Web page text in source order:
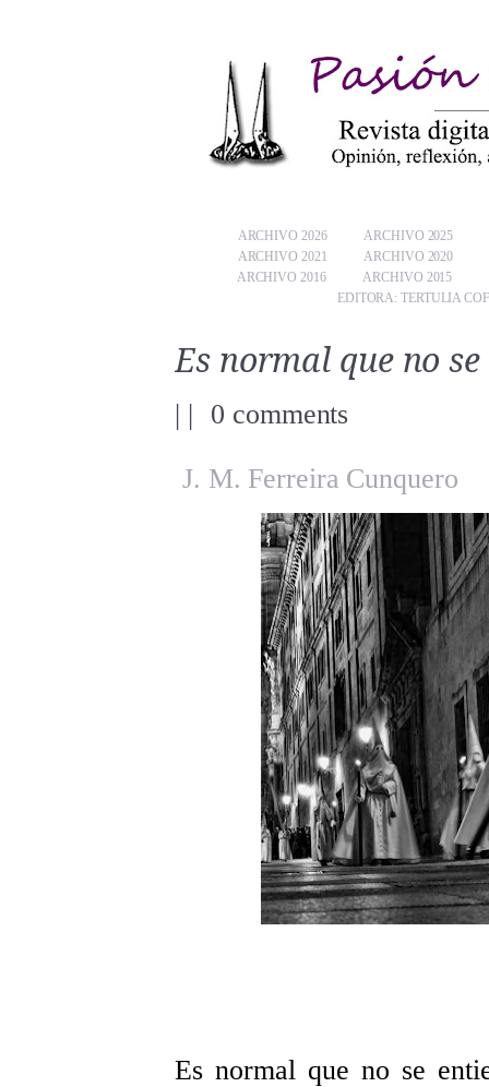
ARCHIVO 2026
ARCHIVO 2025
ARCHIVO 2021
ARCHIVO 2020
ARCHIVO 2016
ARCHIVO 2015
EDITORA: TERTULIA
Es normal que no
| | 0 comments
J. M. Ferreira Cunquero
Es normal que no se